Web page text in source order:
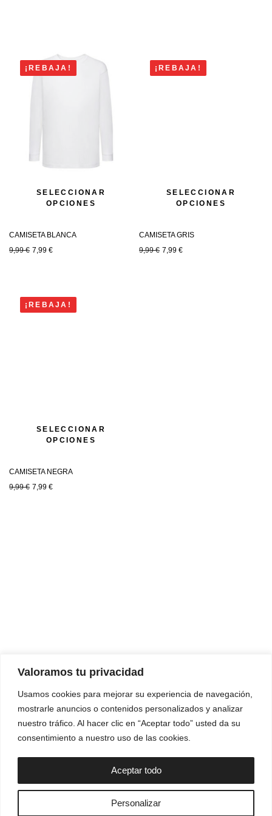
Valoramos tu privacidad
Usamos cookies para mejorar su experiencia de navegación,
mostrarle anuncios o contenidos personalizados y analizar
nuestro tráfico. Al hacer clic en “Aceptar todo” usted da su
consentimiento a nuestro uso de las cookies.
Personalizar
Aceptar todo
¡REBAJA!
SELECCIONAR
OPCIONES
CAMISETA BLANCA
9,99€ 7,99 €
¡REBAJA!
SELECCIONAR
OPCIONES
CAMISETA GRIS
9,99€ 7,99 €
¡REBAJA!
SELECCIONAR
OPCIONES
CAMISETA NEGRA
9,99€ 7,99 €